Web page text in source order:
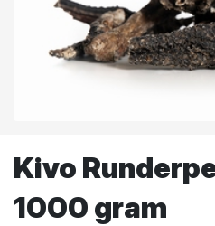
Kivo
1000 gram